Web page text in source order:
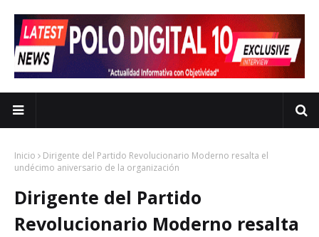
Inicio
Dirigente del Partido Revolucionario Moderno resalta el
undécimo aniversario de la organización
Dirigente del Partido
Revolucionario Moderno resalta